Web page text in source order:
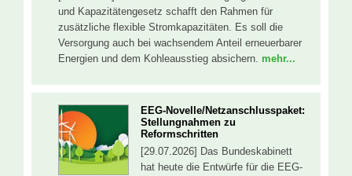
und Kapazitätengesetz schafft den Rahmen für
zusätzliche flexible Stromkapazitäten. Es soll die
Versorgung auch bei wachsendem Anteil erneuerbarer
Energien und dem Kohleausstieg absichern. mehr...
EEG-Novelle/Netzanschlusspaket:
Stellungnahmen zu
Reformschritten
[29.07.2026] Das Bundeskabinett
hat heute die Entwürfe für die EEG-